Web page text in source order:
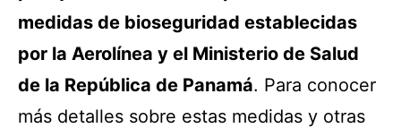
medidas de bioseguridad establecidas
por la Aerolínea y el Ministerio de Salud
de la República de Panamá. Para conocer
más detalles sobre estas medidas y otras